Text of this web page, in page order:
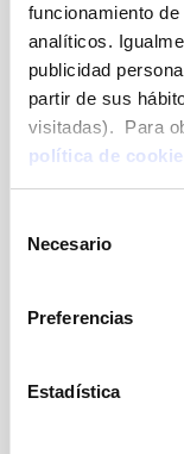
funcionamiento
analíticos.
publicidad
partir de sus
visitadas). Para
política de
Necesario
Preferencias
Estadística